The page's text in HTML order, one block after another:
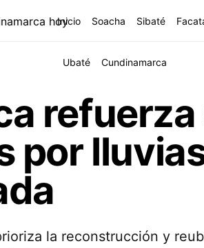
Inicio Soacha Sibaté
Ubaté Cundinamarca
por
la reconstrucción y